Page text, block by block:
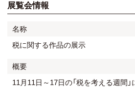
展覧会情報
名称
税に関する作品の展示
概要
11月11日～17日の「税を考える週間」